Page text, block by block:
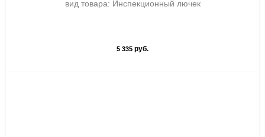
вид товара: Инспекционный лючек
5 335 руб.